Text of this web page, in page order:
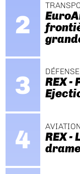
DÉFENSE
REX -
REX -